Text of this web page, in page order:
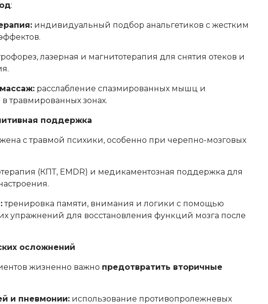
:
индивидуальный подбор анальгетиков с жестким
лазерная и магнитотерапия для снятия отеков и
расслабление спазмированных мышц и
травмированных зонах.
поддержка
с травмой психики, особенно при черепно-мозговых
(КПТ, EMDR) и медикаментозная поддержка для
тренировка памяти, внимания и логики с помощью
упражнений для восстановления функций мозга после
осложнений
жизненно важно предотвратить вторичные
и пневмонии: использование противопролежневых